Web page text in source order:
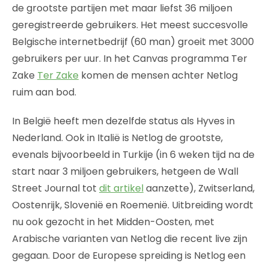
de grootste partijen met maar liefst 36 miljoen
geregistreerde gebruikers. Het meest succesvolle
Belgische internetbedrijf (60 man) groeit met 3000
gebruikers per uur. In het Canvas programma Ter
Zake Ter Zake komen de mensen achter Netlog
ruim aan bod.
In België heeft men dezelfde status als Hyves in
Nederland. Ook in Italië is Netlog de grootste,
evenals bijvoorbeeld in Turkije (in 6 weken tijd na de
start naar 3 miljoen gebruikers, hetgeen de Wall
Street Journal tot dit artikelaanzette), Zwitserland,
Oostenrijk, Slovenië en Roemenië. Uitbreiding wordt
nu ook gezocht in het Midden-Oosten, met
Arabische varianten van Netlog die recent live zijn
gegaan. Door de Europese spreiding is Netlog een